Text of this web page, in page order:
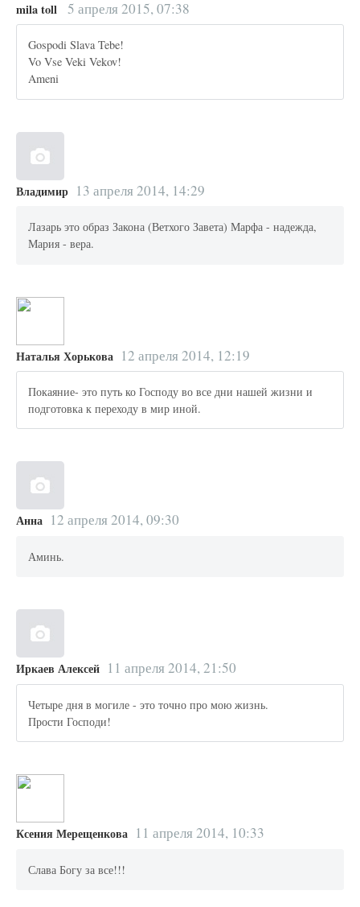
mila toll 5 апреля 2015, 07:38
Gospodi Slava Tebe!
Vo Vse Veki Vekov!
Ameni
Владимир 13 апреля 2014, 14:29
Лазарь это образ Закона (Ветхого Завета) Марфа - надежда,
Мария - вера.
Наталья Хорькова 12 апреля 2014, 12:19
Покаяние- это путь ко Господу во все дни нашей жизни и
подготовка к переходу в мир иной.
Анна 12 апреля 2014, 09:30
Аминь.
Иркаев Алексей 11 апреля 2014, 21:50
Четыре дня в могиле - это точно про мою жизнь.
Прости Господи!
Ксения Мерещенкова 11 апреля 2014, 10:33
Слава Богу за все!!!